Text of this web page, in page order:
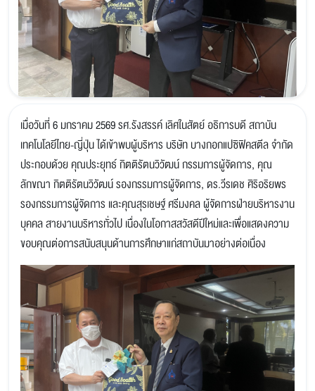
เมื่อวันที่ 6 มกราคม 2569 รศ.รังสรรค์ เลิศในสัตย์ อธิการบดี สถาบัน
เทคโนโลยีไทย-ญี่ปุ่น ได้เข้าพบผู้บริหาร บริษัท บางกอกแปซิฟิคสตีล จำกัด
ประกอบด้วย คุณประยุทธ์ กิตติรัตนวิวัฒน์ กรรมการผู้จัดการ, คุณ
ลักขณา กิตติรัตนวิวัฒน์ รองกรรมการผู้จัดการ, ดร.วีรเดช ศิริอริยพร
รองกรรมการผู้จัดการ และคุณสุรเชษฐ์ ศรีมงคล ผู้จัดการฝ่ายบริหารงาน
บุคคล สายงานบริหารทั่วไป เนื่องในโอกาสสวัสดีปีใหม่และเพื่อแสดงความ
ขอบคุณต่อการสนับสนุนด้านการศึกษาแก่สถาบันมาอย่างต่อเนื่อง